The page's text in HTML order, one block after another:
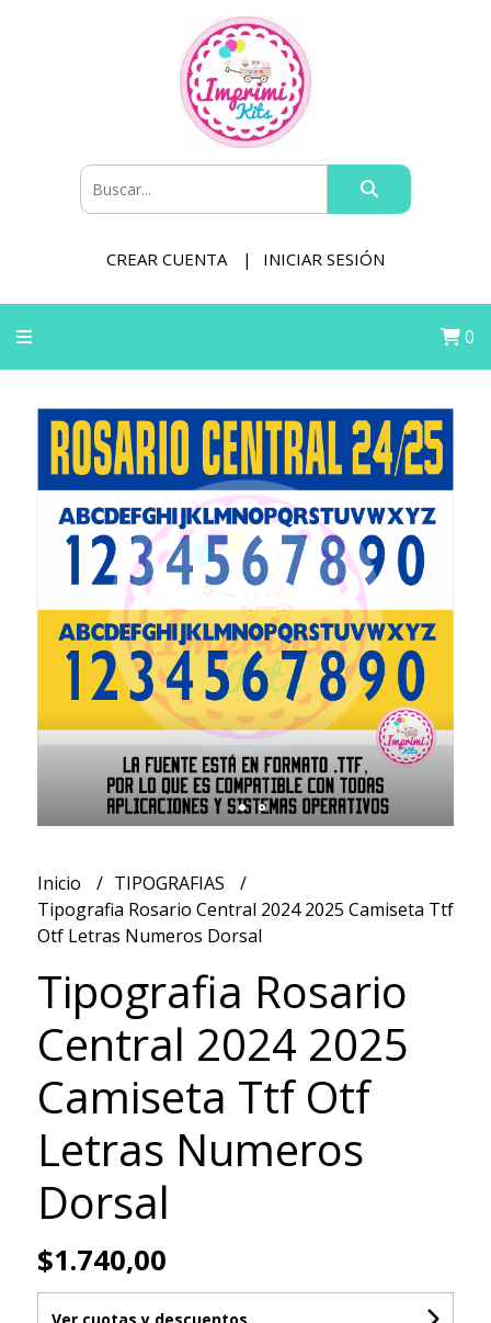
CREAR CUENTA INICIAR SESIÓN
0
Inicio
TIPOGRAFIAS
Tipografia Rosario Central 2024 2025 Camiseta Ttf
Otf Letras Numeros Dorsal
Tipografia Rosario
Central 2024 2025
Camiseta Ttf Otf
Letras Numeros
Dorsal
$1.740,00